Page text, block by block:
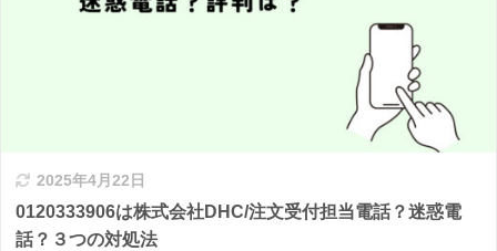
2025年4月22日
0120333906は株式会社DHC/注文受付担当電話？迷惑電
話？３つの対処法